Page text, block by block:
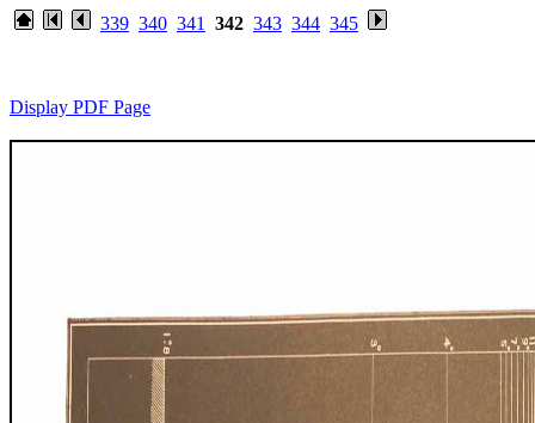
339 340 341 342 343 344 345
Display PDF Page